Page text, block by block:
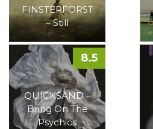
FINSTERFORST
– Still
QUICKSAND –
Bring On The
Psychics
8.5